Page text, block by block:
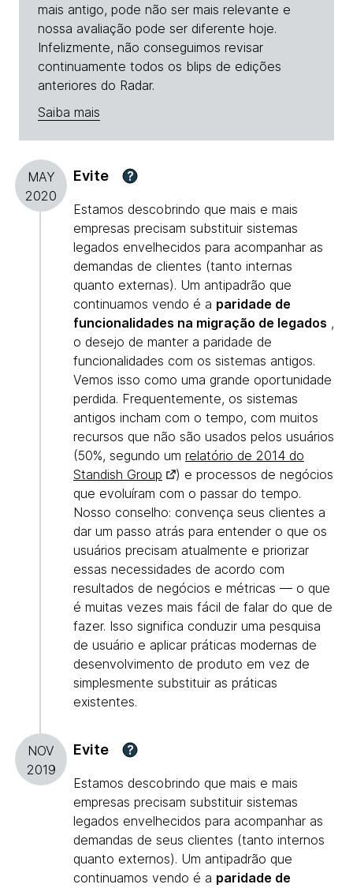
mais antigo, pode não ser mais relevante e
nossa avaliação pode ser diferente hoje.
Infelizmente, não conseguimos revisar
continuamente todos os blips de edições
anteriores do Radar.
Saiba mais
MAY
2020
Evite ?
Estamos descobrindo que mais e mais
empresas precisam substituir sistemas
legados envelhecidos para acompanhar as
demandas de clientes (tanto internas
quanto externas). Um antipadrão que
continuamos vendo é a paridade de
funcionalidades na migração de legados ,
o desejo de manter a paridade de
funcionalidades com os sistemas antigos.
Vemos isso como uma grande oportunidade
perdida. Frequentemente, os sistemas
antigos incham com o tempo, com muitos
recursos que não são usados pelos usuários
(50%, segundo um relatório de 2014 do
Standish Group
) e processos de negócios
que evoluíram com o passar do tempo.
Nosso conselho: convença seus clientes a
dar um passo atrás para entender o que os
usuários precisam atualmente e priorizar
essas necessidades de acordo com
resultados de negócios e métricas — o que
é muitas vezes mais fácil de falar do que de
fazer. Isso significa conduzir uma pesquisa
de usuário e aplicar práticas modernas de
desenvolvimento de produto em vez de
simplesmente substituir as práticas
existentes.
NOV
2019
Evite ?
Estamos descobrindo que mais e mais
empresas precisam substituir sistemas
legados envelhecidos para acompanhar as
demandas de seus clientes (tanto internos
quanto externos). Um antipadrão que
continuamos vendo é a paridade de